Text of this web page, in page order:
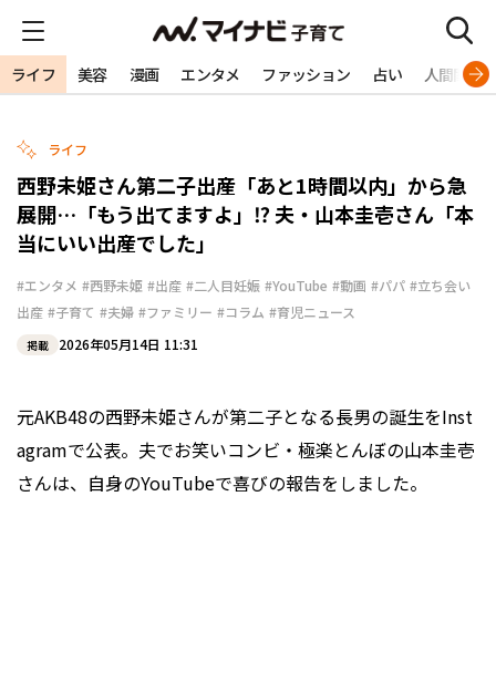
ライフ 美容 漫画 エンタメ ファッション 占い 人間関係
ライフ
西野未姫さん第二子出産「あと1時間以内」から急
展開…「もう出てますよ」⁉ 夫・山本圭壱さん「本
当にいい出産でした」
#エンタメ #西野未姫 #出産 #二人目妊娠 #YouTube #動画 #パパ #立ち会い
出産 #子育て #夫婦 #ファミリー #コラム #育児ニュース
掲載 2026年05月14日 11:31
元AKB48の西野未姫さんが第二子となる長男の誕生をInst
agramで公表。夫でお笑いコンビ・極楽とんぼの山本圭壱
さんは、自身のYouTubeで喜びの報告をしました。